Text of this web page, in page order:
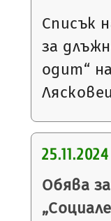
Списък
за
одит“
25.11.2024
Обява